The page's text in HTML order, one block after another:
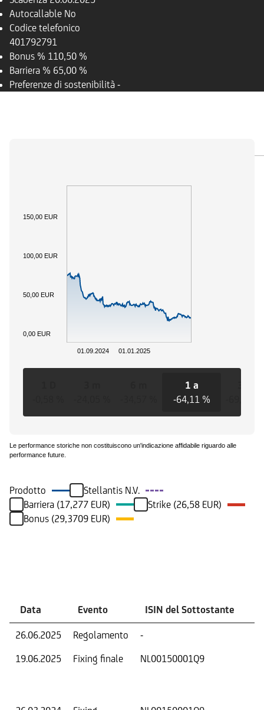
Autocallable No
Codice telefonico
401792791
Bonus % 110,50 %
Barriera % 65,00 %
Preferenze di sostenibilità -
01.01.2025
01.09.2024
0,00 EUR
50,00 EUR
100,00 EUR
150,00 EUR
1 a
-64,11 %
Le performance storiche non costituiscono un'indicazione affidabile riguardo alle
performance future.
Prodotto
Stellantis N.V.
Barriera (17,277 EUR)
Strike (26,58 EUR)
Bonus (29,3709 EUR)
Data Evento ISIN del Sottostante
26.06.2025 Regolamento -
19.06.2025
Fixing finale NL00150001Q9